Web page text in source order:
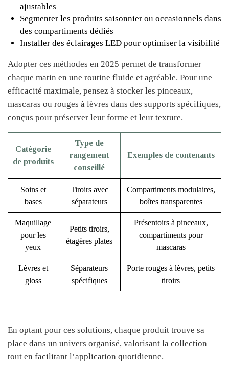
ajustables
Segmenter les produits saisonnier ou occasionnels dans
des compartiments dédiés
Installer des éclairages LED pour optimiser la visibilité
Adopter ces méthodes en 2025 permet de transformer
chaque matin en une routine fluide et agréable. Pour une
efficacité maximale, pensez à stocker les pinceaux,
mascaras ou rouges à lèvres dans des supports spécifiques,
conçus pour préserver leur forme et leur texture.
Catégorie
de produits
Type de
rangement
conseillé
Exemples de contenants
Soins et
bases
Tiroirs avec
séparateurs
Compartiments modulaires,
boîtes transparentes
Maquillage
pour les
yeux
Petits tiroirs,
étagères plates
Présentoirs à pinceaux,
compartiments pour
mascaras
Lèvres et
gloss
Séparateurs
spécifiques
Porte rouges à lèvres, petits
tiroirs
En optant pour ces solutions, chaque produit trouve sa
place dans un univers organisé, valorisant la collection
tout en facilitant l’application quotidienne.